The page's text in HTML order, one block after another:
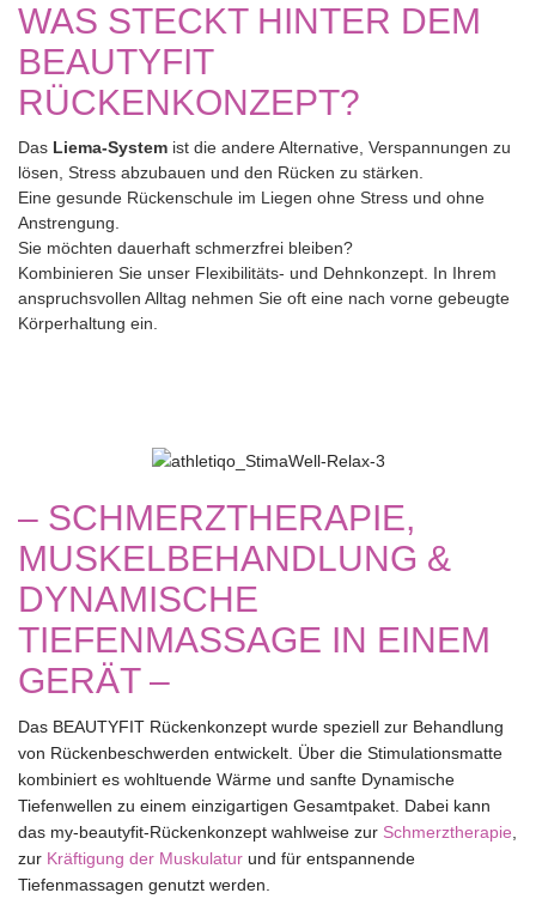
WAS STECKT HINTER DEM
BEAUTYFIT
RÜCKENKONZEPT?
Das Liema-System ist die andere Alternative, Verspannungen zu
lösen, Stress abzubauen und den Rücken zu stärken.
Eine gesunde Rückenschule im Liegen ohne Stress und ohne
Anstrengung.
Sie möchten dauerhaft schmerzfrei bleiben?
Kombinieren Sie unser Flexibilitäts- und Dehnkonzept. In Ihrem
anspruchsvollen Alltag nehmen Sie oft eine nach vorne gebeugte
Körperhaltung ein.
– SCHMERZTHERAPIE,
MUSKELBEHANDLUNG &
DYNAMISCHE
TIEFENMASSAGE IN EINEM
GERÄT –
Das BEAUTYFIT Rückenkonzept wurde speziell zur Behandlung
von Rückenbeschwerden entwickelt. Über die Stimulationsmatte
kombiniert es wohltuende Wärme und sanfte Dynamische
Tiefenwellen zu einem einzigartigen Gesamtpaket. Dabei kann
das my-beautyfit-Rückenkonzept wahlweise zur Schmerztherapie,
zur Kräftigung der Muskulatur und für entspannende
Tiefenmassagen genutzt werden.